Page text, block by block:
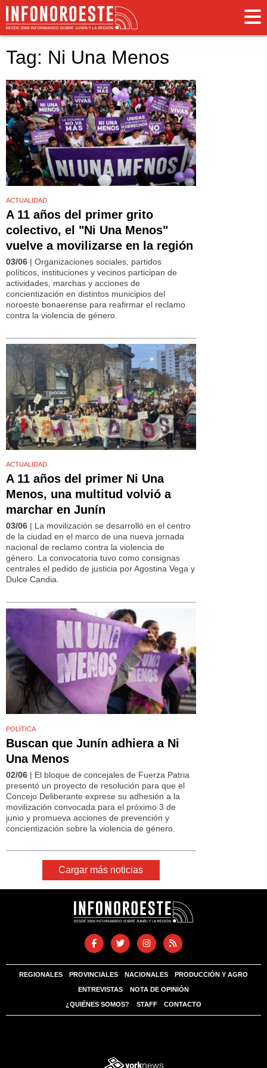
Tag: Ni Una Menos
ACTUALIDAD
A 11 años del primer grito
colectivo, el "Ni Una Menos"
vuelve a movilizarse en la región
03/06 | Organizaciones sociales, partidos
políticos, instituciones y vecinos participan de
actividades, marchas y acciones de
concientización en distintos municipios del
noroeste bonaerense para reafirmar el reclamo
contra la violencia de género.
ACTUALIDAD
A 11 años del primer Ni Una
Menos, una multitud volvió a
marchar en Junín
03/06 | La movilización se desarrolló en el centro
de la ciudad en el marco de una nueva jornada
nacional de reclamo contra la violencia de
género. La convocatoria tuvo como consignas
centrales el pedido de justicia por Agostina Vega y
Dulce Candia.
POLÍTICA
Buscan que Junín adhiera a Ni
Una Menos
02/06 | El bloque de concejales de Fuerza Patria
presentó un proyecto de resolución para que el
Concejo Deliberante exprese su adhesión a la
movilización convocada para el próximo 3 de
junio y promueva acciones de prevención y
concientización sobre la violencia de género.
Cargar más noticias
REGIONALES PROVINCIALES NACIONALES PRODUCCIÓN Y AGRO
ENTREVISTAS NOTA DE OPINIÓN
¿QUIÉNES SOMOS? STAFF CONTACTO